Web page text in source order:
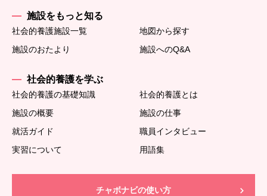
施設をもっと知る
社会的養護施設一覧
地図から探す
施設のおたより
施設へのQ&A
社会的養護を学ぶ
社会的養護の基礎知識
社会的養護とは
施設の概要
施設の仕事
就活ガイド
職員インタビュー
実習について
用語集
チャボナビの使い方